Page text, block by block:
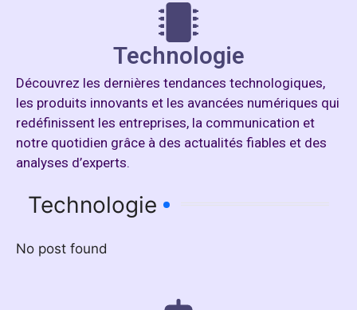
Technologie
Découvrez les dernières tendances technologiques,
les produits innovants et les avancées numériques qui
redéfinissent les entreprises, la communication et
notre quotidien grâce à des actualités fiables et des
analyses d’experts.
Technologie
No post found